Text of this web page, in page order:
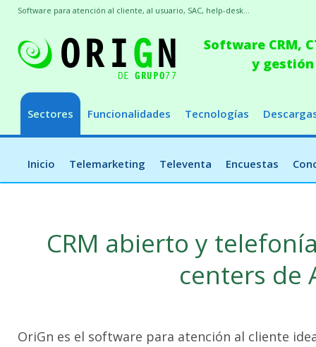
Software CRM,
y
Sectores Funcionalidades Tecnologías
Inicio Telemarketing Televenta Encuestas
Software para atención al cliente, al usuario, SAC, help-desk...
CRM abierto y
centers de
OriGn es el software para atención al cliente